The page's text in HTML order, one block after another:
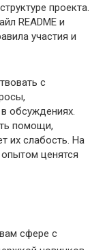
проекта.
README и
участия и
с
обсуждениях.
помощи,
их слабость. На
ценятся
сфере с